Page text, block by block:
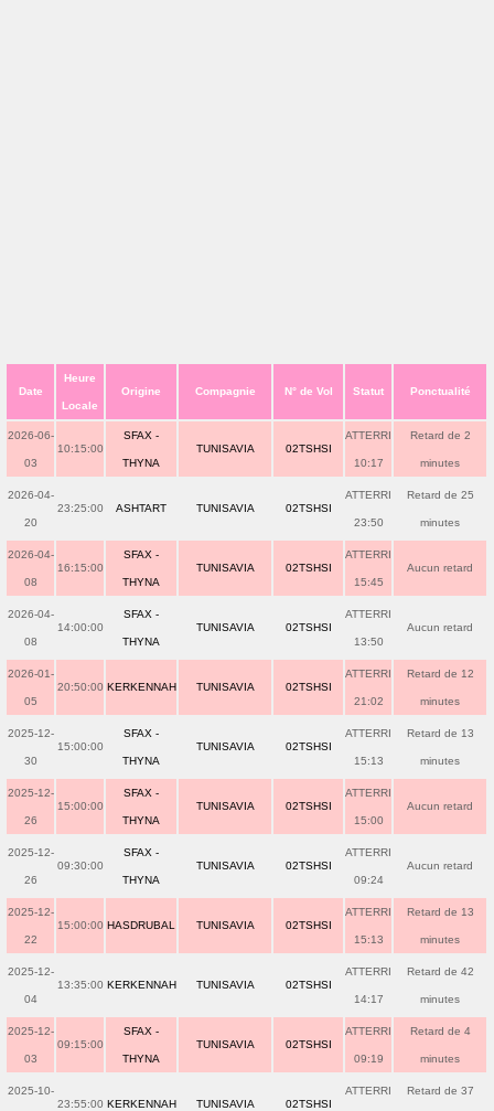
Date
Heure
Locale
Origine Compagnie N° de Vol Statut Ponctualité
2026-06-
03
10:15:00
SFAX -
THYNA
TUNISAVIA 02TSHSI
ATTERRI
10:17
Retard de 2
minutes
2026-04-
20
23:25:00 ASHTART TUNISAVIA 02TSHSI
ATTERRI
23:50
Retard de 25
minutes
2026-04-
08
16:15:00
SFAX -
THYNA
TUNISAVIA 02TSHSI
ATTERRI
15:45
Aucun retard
2026-04-
08
14:00:00
SFAX -
THYNA
TUNISAVIA 02TSHSI
ATTERRI
13:50
Aucun retard
2026-01-
05
20:50:00 KERKENNAH TUNISAVIA 02TSHSI
ATTERRI
21:02
Retard de 12
minutes
2025-12-
30
15:00:00
SFAX -
THYNA
TUNISAVIA 02TSHSI
ATTERRI
15:13
Retard de 13
minutes
2025-12-
26
15:00:00
SFAX -
THYNA
TUNISAVIA 02TSHSI
ATTERRI
15:00
Aucun retard
2025-12-
26
09:30:00
SFAX -
THYNA
TUNISAVIA 02TSHSI
ATTERRI
09:24
Aucun retard
2025-12-
22
15:00:00 HASDRUBAL TUNISAVIA 02TSHSI
ATTERRI
15:13
Retard de 13
minutes
2025-12-
04
13:35:00 KERKENNAH TUNISAVIA 02TSHSI
ATTERRI
14:17
Retard de 42
minutes
2025-12-
03
09:15:00
SFAX -
THYNA
TUNISAVIA 02TSHSI
ATTERRI
09:19
Retard de 4
minutes
2025-10-
23:55:00 KERKENNAH TUNISAVIA 02TSHSI
ATTERRI Retard de 37